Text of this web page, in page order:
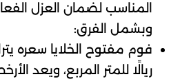
المناسب لضمان العزل
وبشمل الفرق:
ريالًا للمتر المربع، ويعد